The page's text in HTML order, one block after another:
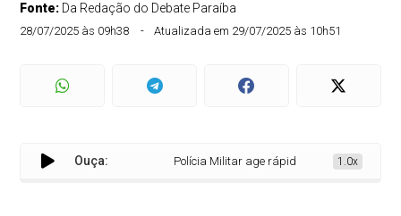
Fonte: Da Redação do Debate Paraíba
28/07/2025 às 09h38 Atualizada em 29/07/2025 às 10h51
Ouça: Polícia Militar age rápido, recupera moto
1.0x